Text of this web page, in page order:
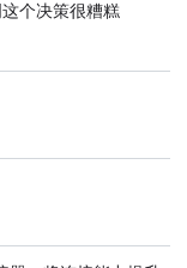
个决策很糟糕